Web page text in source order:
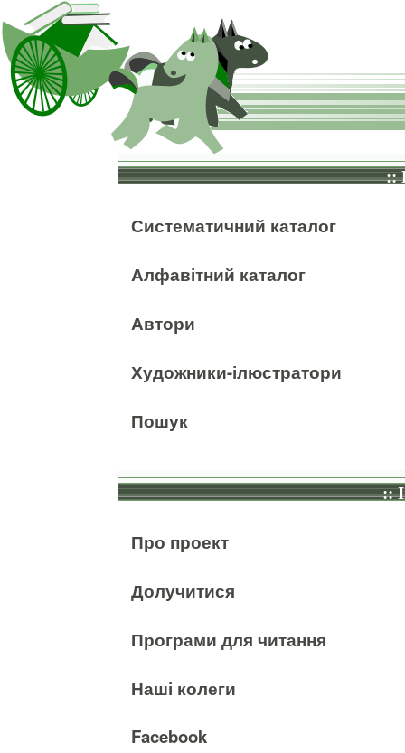
::
Систематичний каталог
Алфавітний каталог
Автори
Художники-ілюстратори
Пошук
::
Про проект
Долучитися
Програми для читання
Наші колеги
Facebook